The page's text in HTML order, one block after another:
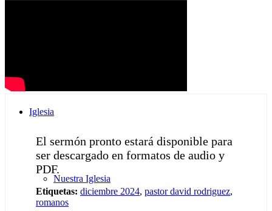
Iglesia
Nuestra Iglesia
El sermón pronto estará disponible para
ser descargado en formatos de audio y
PDF.
Etiquetas: diciembre 2024, pastor david rodriguez,
romanos